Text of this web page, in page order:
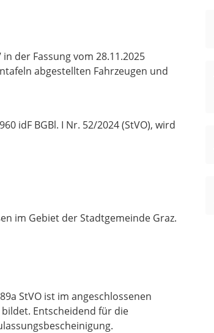
der Fassung vom 28.11.2025
abgestellten Fahrzeugen und
idF BGBl. I Nr. 52/2024 (StVO), wird
im Gebiet der Stadtgemeinde Graz.
StVO ist im angeschlossenen
Entscheidend für die